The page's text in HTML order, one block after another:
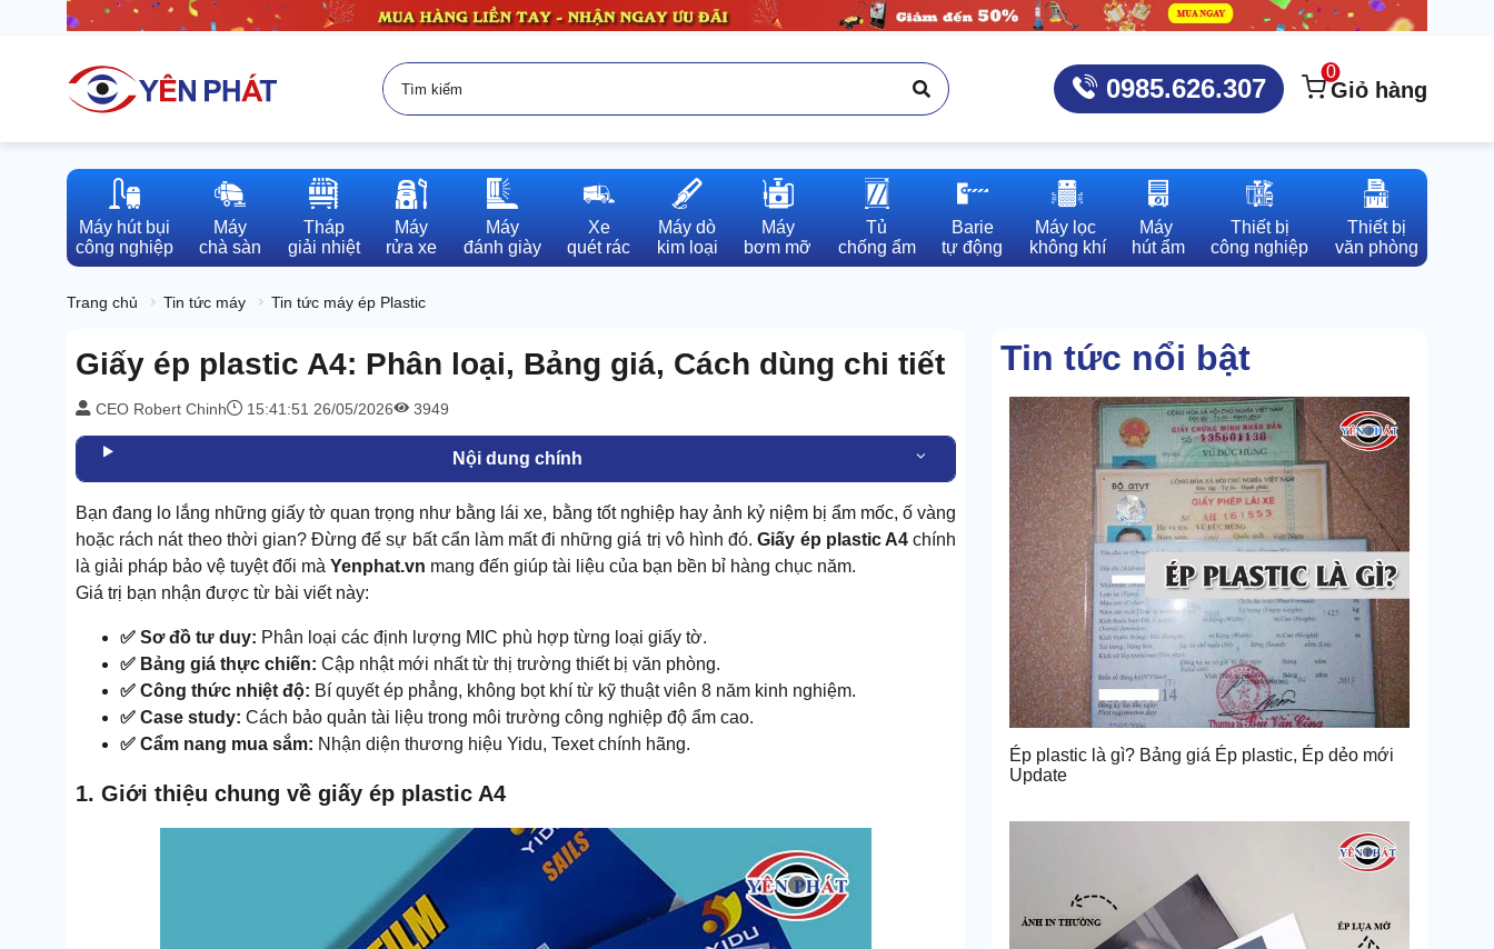
0985.626.307
0
Giỏ hàng
Máy hút bụi
công nghiệp
Máy
chà sàn
Tháp
giải nhiệt
Máy
rửa xe
Máy
đánh giày
Xe
quét rác
Máy dò
kim loại
Máy
bơm mỡ
Tủ
chống ẩm
Barie
tự động
Máy lọc
không khí
Máy
hút ẩm
Thiết bị
công nghiệp
Thiết bị
văn phòng
Trang chủ Tin tức máy Tin tức máy ép Plastic
Giấy ép plastic A4: Phân loại, Bảng giá, Cách dùng chi tiết
CEO Robert Chinh 15:41:51 26/05/2026 3949
Nội dung chính
Bạn đang lo lắng những giấy tờ quan trọng như bằng lái xe, bằng tốt nghiệp hay ảnh kỷ niệm bị ẩm mốc, ố vàng
hoặc rách nát theo thời gian? Đừng để sự bất cẩn làm mất đi những giá trị vô hình đó.Giấy ép plastic A4chính
là giải pháp bảo vệ tuyệt đối mà Yenphat.vn mang đến giúp tài liệu của bạn bền bỉ hàng chục năm.
Giá trị bạn nhận được từ bài viết này:
✅ Sơ đồ tư duy: Phân loại các định lượng MIC phù hợp từng loại giấy tờ.
✅ Bảng giá thực chiến: Cập nhật mới nhất từ thị trường thiết bị văn phòng.
✅ Công thức nhiệt độ: Bí quyết ép phẳng, không bọt khí từ kỹ thuật viên 8 năm kinh nghiệm.
✅ Case study: Cách bảo quản tài liệu trong môi trường công nghiệp độ ẩm cao.
✅ Cẩm nang mua sắm: Nhận diện thương hiệu Yidu, Texet chính hãng.
1. Giới thiệu chung về giấy ép plastic A4
Tin tức nổi bật
Ép plastic là gì? Bảng giá Ép plastic, Ép dẻo mới
Update